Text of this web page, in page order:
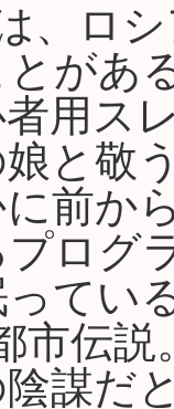
は、ロ
があ
用ス
と敬
前か
ログ
てい
市伝
謀だ